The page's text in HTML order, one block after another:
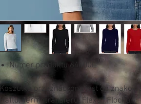
Numer produktu 64400L
Koszulka przeznaczona jest do
Haftu, Termotransferu, Flexu i Flocku.